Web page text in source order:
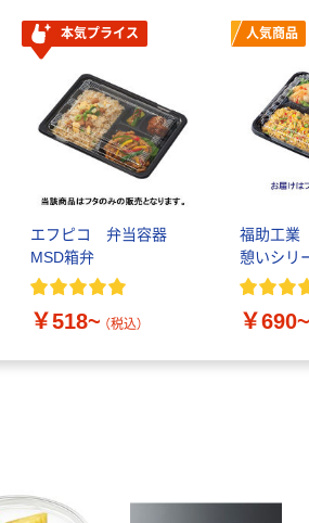
本気プライス
エフピコ 弁当容器
MSD箱弁
￥518~ （税込）
人気商品
福助工
憩いシリ
￥690~